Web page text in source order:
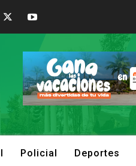
Policial Deportes